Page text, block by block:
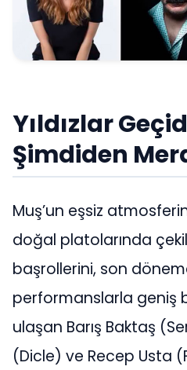
Yıldızlar
Şimdiden
Muş’un eşsiz
doğal platolarında
başrollerini, son
performanslarla geniş
ulaşan Barış Baktaş
(Dicle) ve Recep Usta